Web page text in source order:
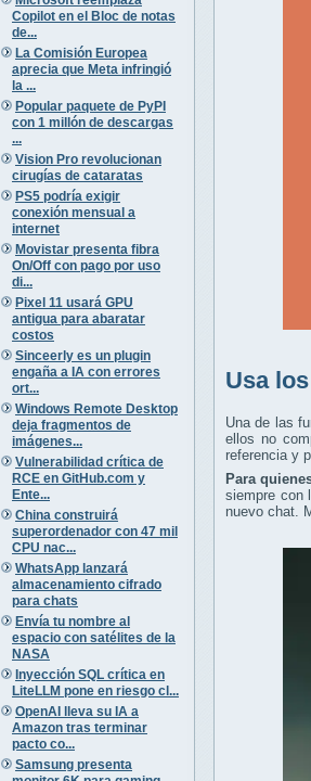
Copilot en el Bloc de notas
de...
La Comisión Europea
aprecia que Meta infringió
la ...
Popular paquete de PyPI
con 1 millón de descargas
...
Vision Pro revolucionan
cirugías de cataratas
PS5 podría exigir
conexión mensual a
internet
Movistar presenta fibra
On/Off con pago por uso
di...
Pixel 11 usará GPU
antigua para abaratar
costos
Sinceerly es un plugin
engaña a IA con errores
ort...
Windows Remote Desktop
deja fragmentos de
imágenes...
Vulnerabilidad crítica de
RCE en GitHub.com y
Ente...
China construirá
superordenador con 47 mil
CPU nac...
WhatsApp lanzará
almacenamiento cifrado
para chats
Envía tu nombre al
espacio con satélites de la
NASA
Inyección SQL crítica en
LiteLLM pone en riesgo cl...
OpenAI lleva su IA a
Amazon tras terminar
pacto co...
Samsung presenta
Usa
Una de las
ellos no
referencia y
Para
siempre con
nuevo chat.